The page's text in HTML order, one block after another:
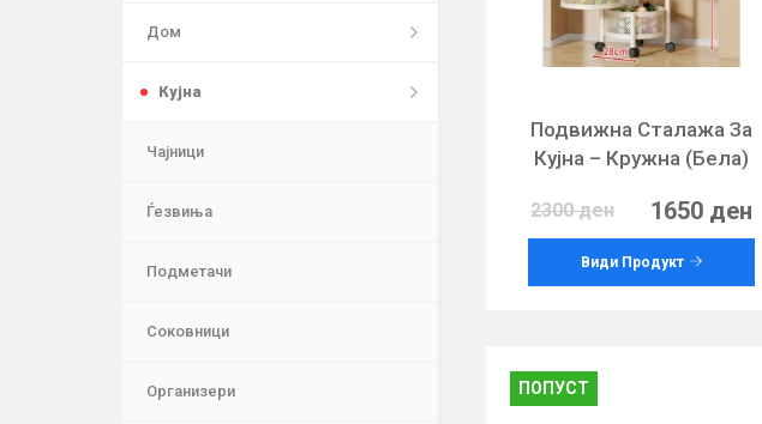
Дом
Кујна
Чајници
Ѓезвиња
Подметачи
Соковници
Организери
Подвижна Сталажа За
Кујна – Кружна (Бела)
2300 ден 1650 ден
Види Продукт
ПОПУСТ